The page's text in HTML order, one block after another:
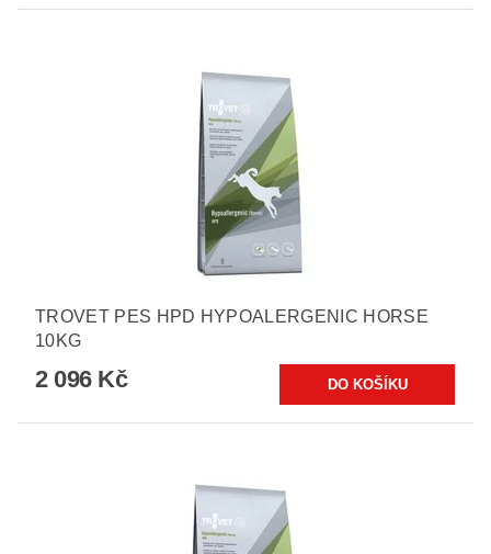
TROVET PES HPD HYPOALERGENIC HORSE
10KG
2 096 Kč